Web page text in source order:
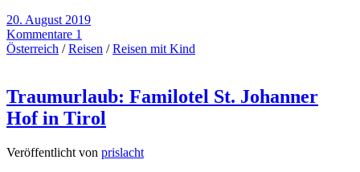
20. August 2019
Kommentare 1
Österreich /Reisen /Reisen mit Kind
Traumurlaub: Familotel St. Johanner
Hof in Tirol
Veröffentlicht von prislacht